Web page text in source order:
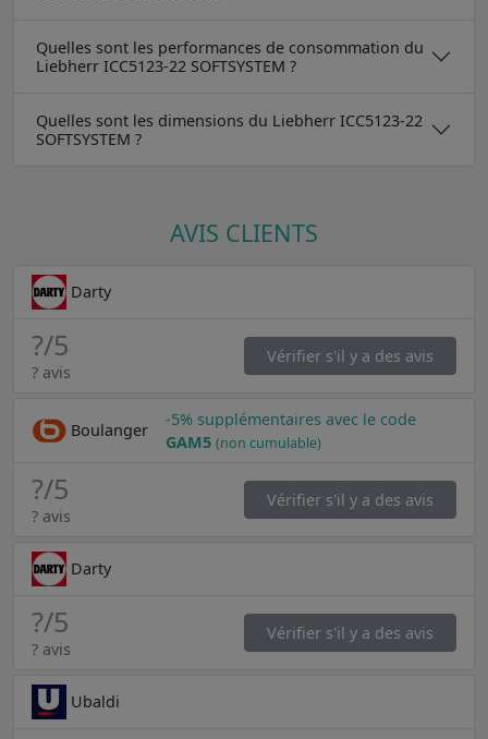
Quelles sont les performances de consommation du
Liebherr ICC5123-22 SOFTSYSTEM ?
Quelles sont les dimensions du Liebherr ICC5123-22
SOFTSYSTEM ?
AVIS CLIENTS
Darty
?/5
? avis
Vérifier s'il y a des avis
Boulanger
-5% supplémentaires avec le code
GAM5 (non cumulable)
?/5
? avis
Vérifier s'il y a des avis
Darty
?/5
? avis
Vérifier s'il y a des avis
Ubaldi